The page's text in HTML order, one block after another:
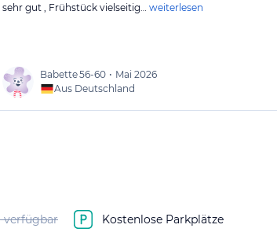
sehr gut , Frühstück vielseitig… weiterlesen
Babette56-60 • Mai 2026
Aus Deutschland
verfügbar Kostenlose Parkplätze